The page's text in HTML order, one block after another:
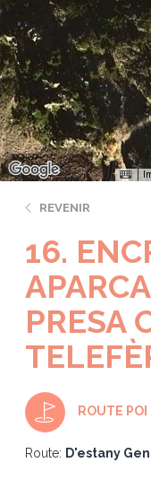
REVENIR
16.
PRESA
ROUTE POI
Route: D'estany